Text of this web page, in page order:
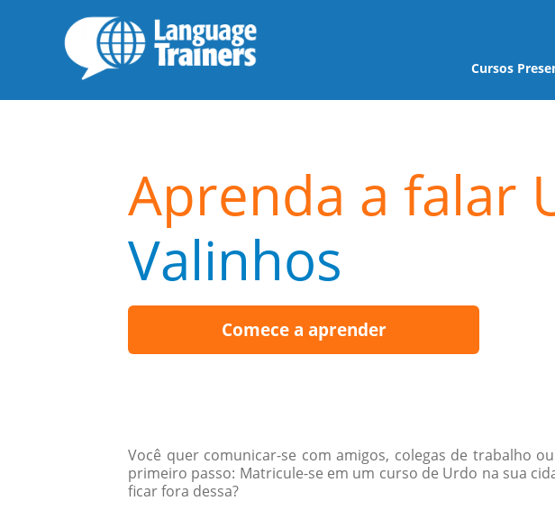
Cursos
Aprenda a falar
Valinhos
Comece a aprender
Você quer comunicar-se com amigos, colegas de trabalho
primeiro passo: Matricule-se em um curso de Urdo na sua
ficar fora dessa?